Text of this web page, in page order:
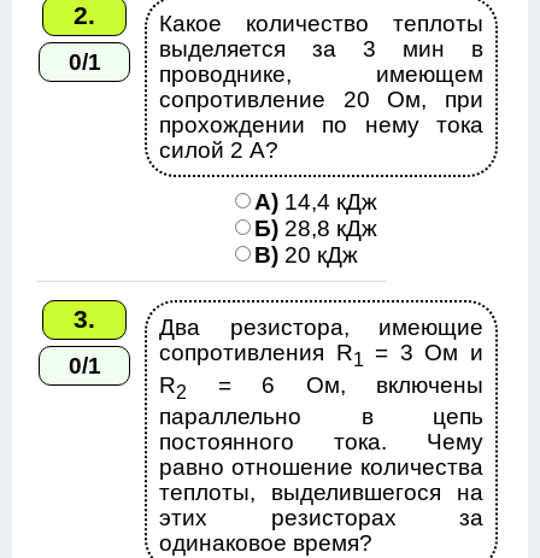
2.
0/1
Какое количество теплоты
выделяется за 3 мин в
проводнике, имеющем
сопротивление 20 Ом, при
прохождении по нему тока
силой 2 А?
А) 14,4 кДж
Б) 28,8 кДж
В) 20 кДж
3.
0/1
Два резистора, имеющие
сопротивления R1
= 3 Ом и
R2
= 6 Ом, включены
параллельно в цепь
постоянного тока. Чему
равно отношение количества
теплоты, выделившегося на
этих резисторах за
одинаковое время?